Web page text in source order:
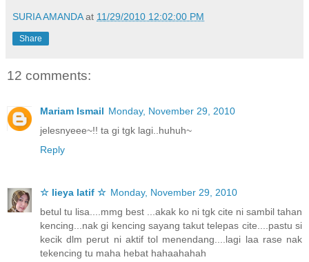
SURIA AMANDA at 11/29/2010 12:02:00 PM
Share
12 comments:
Mariam Ismail Monday, November 29, 2010
jelesnyeee~!! ta gi tgk lagi..huhuh~
Reply
☆ lieya latif ☆ Monday, November 29, 2010
betul tu lisa....mmg best ...akak ko ni tgk cite ni sambil tahan
kencing...nak gi kencing sayang takut telepas cite....pastu si
kecik dlm perut ni aktif tol menendang....lagi laa rase nak
tekencing tu maha hebat hahaahahah